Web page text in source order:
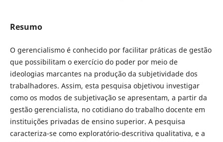
Resumo
O gerencialismo é conhecido por facilitar práticas de gestão
que possibilitam o exercício do poder por meio de
ideologias marcantes na produção da subjetividade dos
trabalhadores. Assim, esta pesquisa objetivou investigar
como os modos de subjetivação se apresentam, a partir da
gestão gerencialista, no cotidiano do trabalho docente em
instituições privadas de ensino superior. A pesquisa
caracteriza-se como exploratório-descritiva qualitativa, e a